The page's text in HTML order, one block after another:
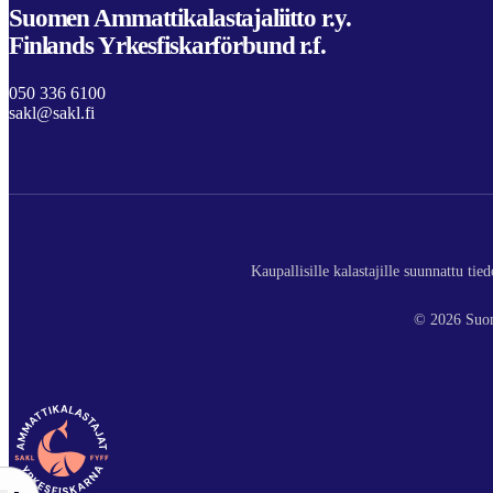
Suomen Ammattikalastajaliitto r.y.
Finlands Yrkesfiskarförbund r.f.
050 336 6100
sakl@sakl.fi
Kaupallisille kalastajille suunnattu
© 2026